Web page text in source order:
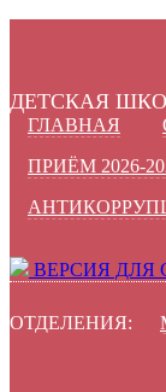
ДЕТСКАЯ
ГЛАВНАЯ
ПРИЁМ 2026-
ВЕРСИЯ
ОТДЕЛЕНИЯ: